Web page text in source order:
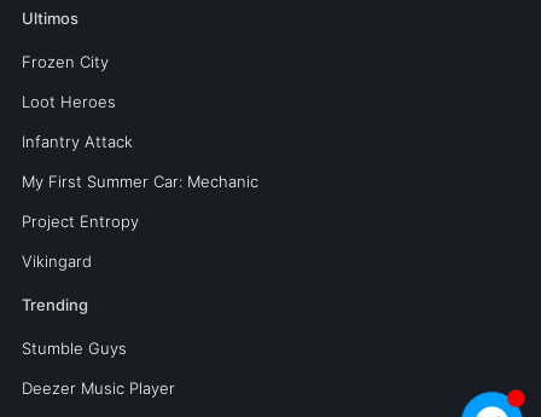
Ultimos
Frozen City
Loot Heroes
Infantry Attack
My First Summer Car: Mechanic
Project Entropy
Vikingard
Trending
Stumble Guys
Deezer Music Player